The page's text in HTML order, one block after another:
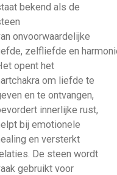
bekend als de
onvoorwaardelijke
zelfliefde en
opent het
om liefde te
en te ontvangen,
innerlijke rust,
bij emotionele
en versterkt
De steen wordt
gebruikt voor